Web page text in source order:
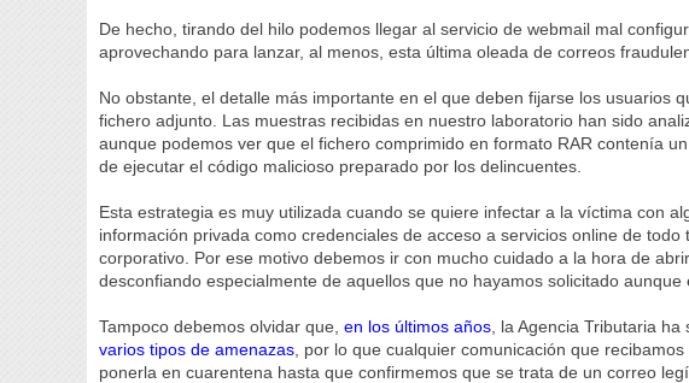
De hecho, tirando del hilo podemos llegar al servicio de webmail mal
aprovechando para lanzar, al menos, esta última oleada de correos
No obstante, el detalle más importante en el que deben fijarse los usuarios
fichero adjunto. Las muestras recibidas en nuestro laboratorio han sido
aunque podemos ver que el fichero comprimido en formato RAR contenía
de ejecutar el código malicioso preparado por los delincuentes.
Esta estrategia es muy utilizada cuando se quiere infectar a la víctima con
información privada como credenciales de acceso a servicios online de
corporativo. Por ese motivo debemos ir con mucho cuidado a la hora de
desconfiando especialmente de aquellos que no hayamos solicitado aunque
Tampoco debemos olvidar que,en los últimos años , la Agencia Tributaria
varios tipos de amenazas , por lo que cualquier comunicación que
ponerla en cuarentena hasta que confirmemos que se trata de un correo